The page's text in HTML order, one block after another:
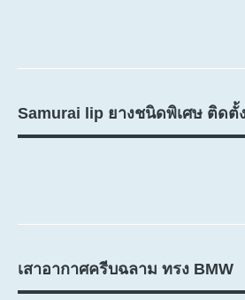
Samurai lip ยางชนิดพิเศษ ติดตั้
เสาอากาศครีบฉลาม ทรง BMW